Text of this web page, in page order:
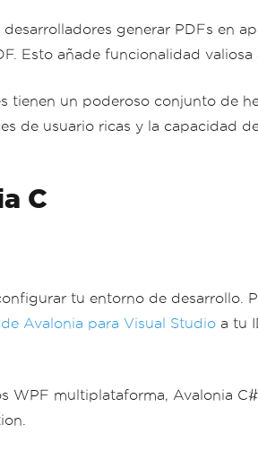
generar PDFs en
Esto añade funcionalidad
tienen un poderoso conjunto de
de usuario ricas y la capacidad
C
tu entorno de
Avalonia para Visual Studio a tu
WPF multiplataforma, Avalonia